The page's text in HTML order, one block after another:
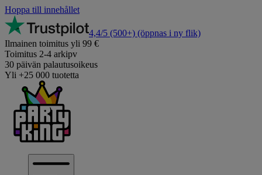
Hoppa till innehållet
4,4/5 (500+) (öppnas i ny flik)
Ilmainen toimitus yli 99 €
Toimitus 2-4 arkipv
30 päivän palautusoikeus
Yli +25 000 tuotetta